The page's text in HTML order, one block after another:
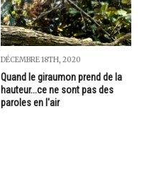
DÉCEMBRE 18TH, 2020
Quand le giraumon prend de la
hauteur...ce ne sont pas des
paroles en l'air